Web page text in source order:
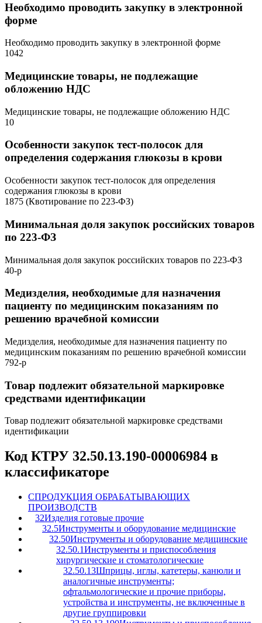
Необходимо проводить закупку в электронной
форме
Необходимо проводить закупку в электронной форме
1042
Медицинские товары, не подлежащие
обложению НДС
Медицинские товары, не подлежащие обложению НДС
10
Особенности закупок тест-полосок для
определения содержания глюкозы в крови
Особенности закупок тест-полосок для определения
содержания глюкозы в крови
1875 (Квотирование по 223-ФЗ)
Минимальная доля закупок российских товаров
по 223-ФЗ
Минимальная доля закупок российских товаров по 223-ФЗ
40-р
Медизделия, необходимые для назначения
пациенту по медицинским показаниям по
решению врачебной комиссии
Медизделия, необходимые для назначения пациенту по
медицинским показаниям по решению врачебной комиссии
792-р
Товар подлежит обязательной маркировке
средствами идентификации
Товар подлежит обязательной маркировке средствами
идентификации
Код КТРУ 32.50.13.190-00006984 в
классификаторе
CПРОДУКЦИЯ ОБРАБАТЫВАЮЩИХ
ПРОИЗВОДСТВ
32Изделия готовые прочие
32.5Инструменты и оборудование медицинские
32.50Инструменты и оборудование медицинские
32.50.1Инструменты и приспособления
хирургические и стоматологические
32.50.13Шприцы, иглы, катетеры, канюли и
аналогичные инструменты;
офтальмологические и прочие приборы,
устройства и инструменты, не включенные в
другие группировки